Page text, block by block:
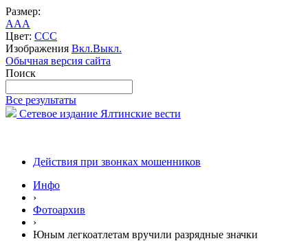
Размер:
AAA
Цвет: CCC
Изображения Вкл.Выкл.
Обычная версия сайта
Поиск
Все результаты
Сетевое издание Ялтинские вести
Действия при звонках мошенников
Инфо
›
Фотоархив
›
Юным легкоатлетам вручили разрядные значки